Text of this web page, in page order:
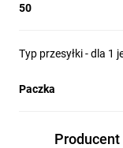
50
Typ przesyłki - dla 1
Paczka
Producent